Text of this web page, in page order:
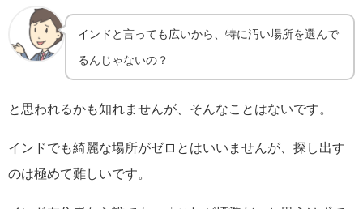
インドと言っても広いから、特に汚い場所を選んで
るんじゃないの？
と思われるかも知れませんが、そんなことはないです。
インドでも綺麗な場所がゼロとはいいませんが、探し出す
のは極めて難しいです。